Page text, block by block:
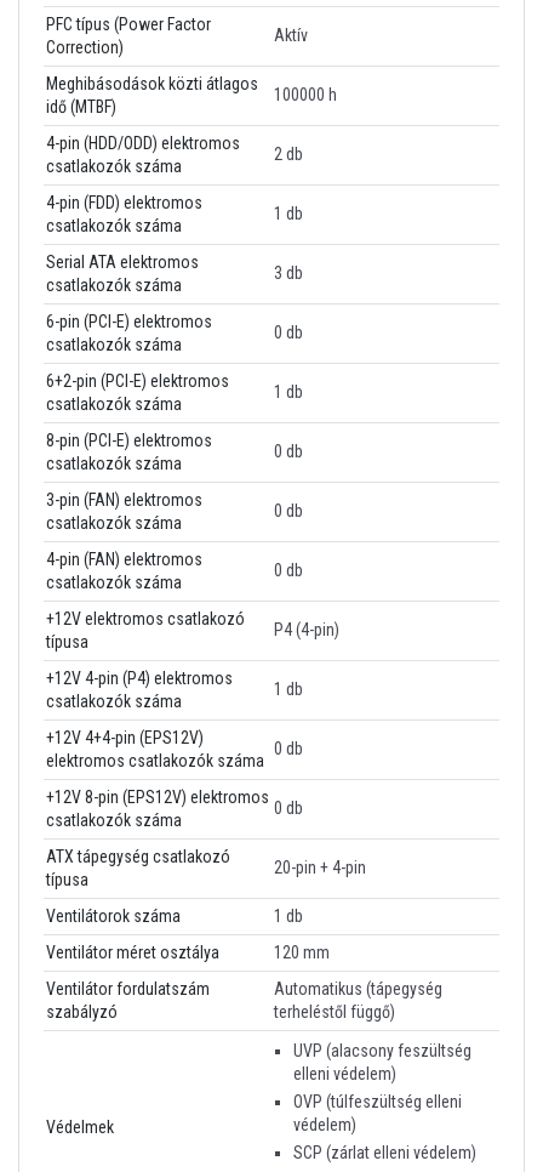
PFC típus (Power Factor
Correction)
Aktív
Meghibásodások közti átlagos
idő (MTBF)
100000 h
4-pin (HDD/ODD) elektromos
csatlakozók száma
2 db
4-pin (FDD) elektromos
csatlakozók száma
1 db
Serial ATA elektromos
csatlakozók száma
3 db
6-pin (PCI-E) elektromos
csatlakozók száma
0 db
6+2-pin (PCI-E) elektromos
csatlakozók száma
1 db
8-pin (PCI-E) elektromos
csatlakozók száma
0 db
3-pin (FAN) elektromos
csatlakozók száma
0 db
4-pin (FAN) elektromos
csatlakozók száma
0 db
+12V elektromos csatlakozó
típusa
P4 (4-pin)
+12V 4-pin (P4) elektromos
csatlakozók száma
1 db
+12V 4+4-pin (EPS12V)
elektromos csatlakozók száma
0 db
+12V 8-pin (EPS12V) elektromos
csatlakozók száma
0 db
ATX tápegység csatlakozó
típusa
20-pin + 4-pin
Ventilátorok száma
1 db
Ventilátor méret osztálya
120 mm
Ventilátor fordulatszám
szabályzó
Automatikus (tápegység
terheléstől függő)
Védelmek
UVP (alacsony feszültség
elleni védelem)
OVP (túlfeszültség elleni
védelem)
SCP (zárlat elleni védelem)